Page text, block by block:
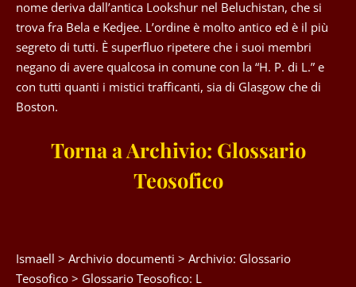
nome deriva dall’antica Lookshur nel Beluchistan, che si
trova fra Bela e Kedjee. L’ordine è molto antico ed è il più
segreto di tutti. È superfluo ripetere che i suoi membri
negano di avere qualcosa in comune con la “H. P. di L.” e
con tutti quanti i mistici trafficanti, sia di Glasgow che di
Boston.
Torna a Archivio: Glossario
Teosofico
Ismaell > Archivio documenti > Archivio: Glossario
Teosofico > Glossario Teosofico: L